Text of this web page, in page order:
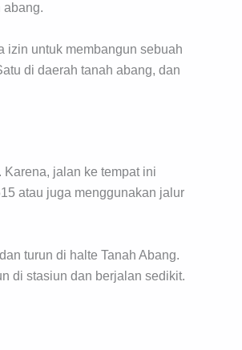
abang.
izin untuk membangun sebuah
di daerah tanah abang, dan
jalan ke tempat ini
atau juga menggunakan jalur
turun di halte Tanah Abang.
di stasiun dan berjalan sedikit.